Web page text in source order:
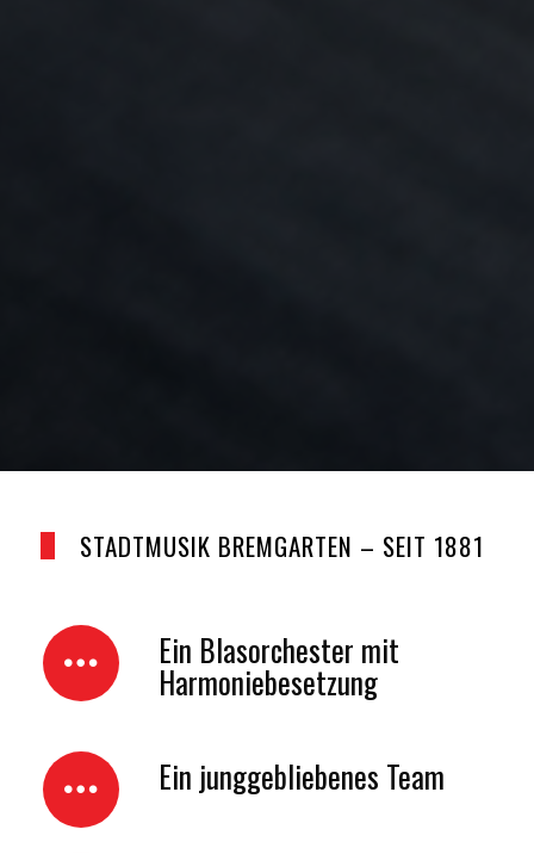
STADTMUSIK BREMGARTEN – SEIT 1881
Ein Blasorchester mit
Harmoniebesetzung
Ein junggebliebenes Team